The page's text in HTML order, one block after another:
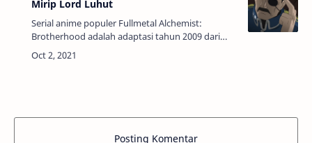
Mirip Lord Luhut
Serial anime populer Fullmetal Alchemist:
Brotherhood adalah adaptasi tahun 2009 dari
serial manga Fullmetal Alchemist karya Hiromu
Arakawa. Di dunia fantasi steampunk ini, ad…
Posting Komentar